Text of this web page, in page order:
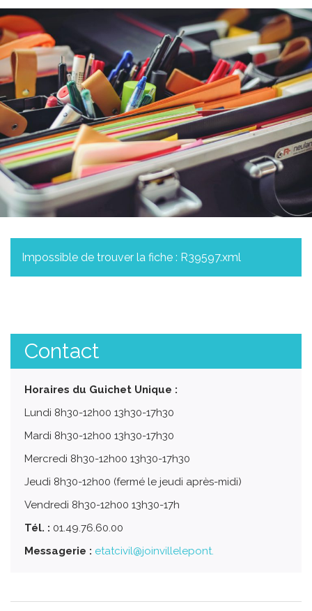
Impossible de trouver la fiche : R39597.xml
Contact
Horaires du Guichet Unique :
Lundi 8h30-12h00 13h30-17h30
Mardi 8h30-12h00 13h30-17h30
Mercredi 8h30-12h00 13h30-17h30
Jeudi 8h30-12h00 (fermé le jeudi après-midi)
Vendredi 8h30-12h00 13h30-17h
Tél. : 01.49.76.60.00
Messagerie : etatcivil@joinvillelepont.